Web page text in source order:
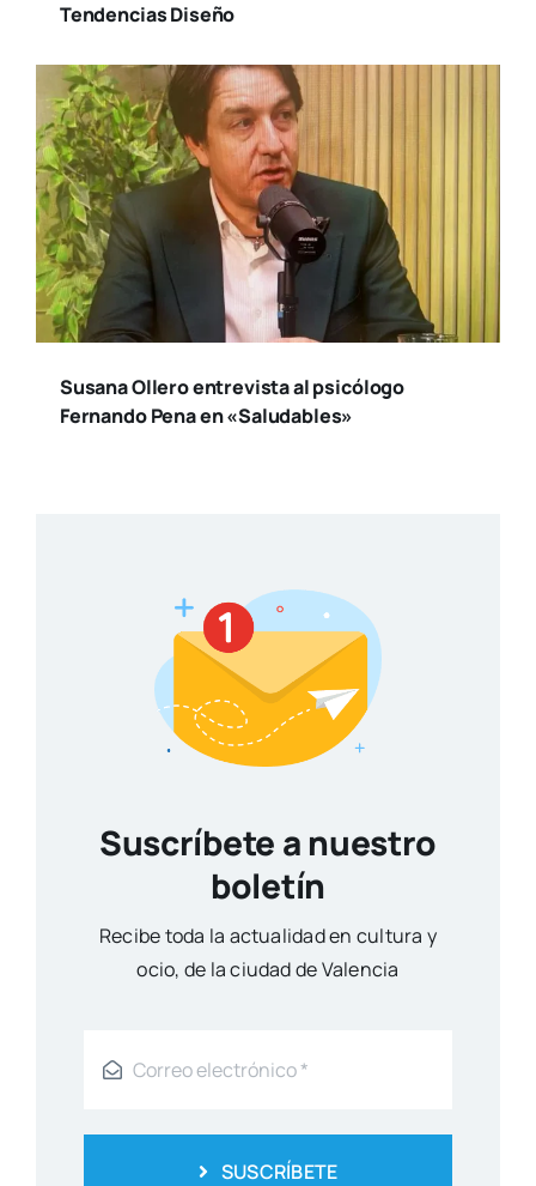
Tendencias Diseño
Susana Ollero entrevista al psicólogo
Fernando Pena en «Saludables»
Suscríbete a nuestro
boletín
Reci­be toda la actua­li­dad en cul­tu­ra y
ocio, de la ciu­dad de Valen­cia
SUSCRÍBETE